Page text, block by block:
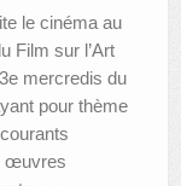
le cinéma au
Film sur l’Art
mercredis du
pour thème
œuvres